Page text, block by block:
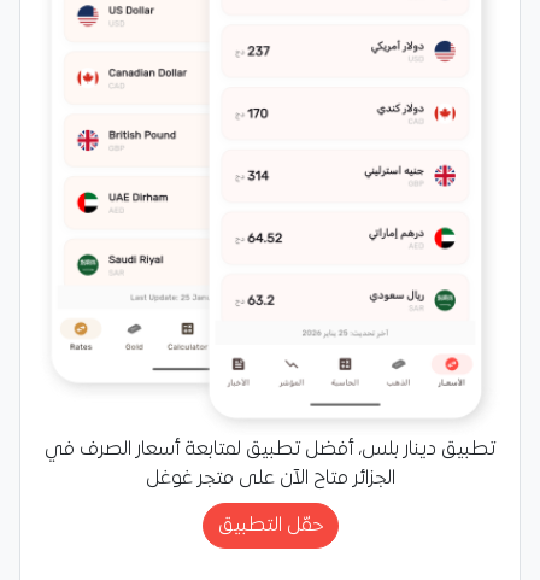
تطبيق دينار بلس، أفضل تطبيق لمتابعة أسعار الصرف في
الجزائر متاح الآن على متجر غوغل
حمّل التطبيق